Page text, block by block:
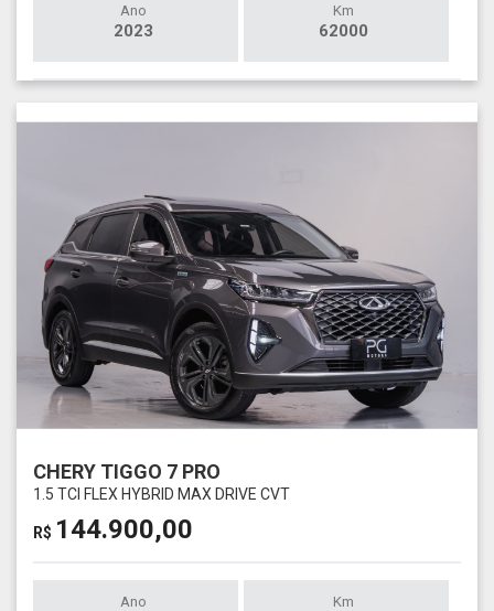
Ano
2023
Km
62000
CHERY TIGGO 7 PRO
1.5 TCI FLEX HYBRID MAX DRIVE CVT
R$ 144.900,00
Ano Km